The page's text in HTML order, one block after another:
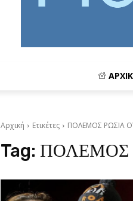
Αρχική Ετικέτες ΠΟΛΕΜΟΣ ΡΩΣΙΑ
Tag: ΠΟΛΕΜΟΣ